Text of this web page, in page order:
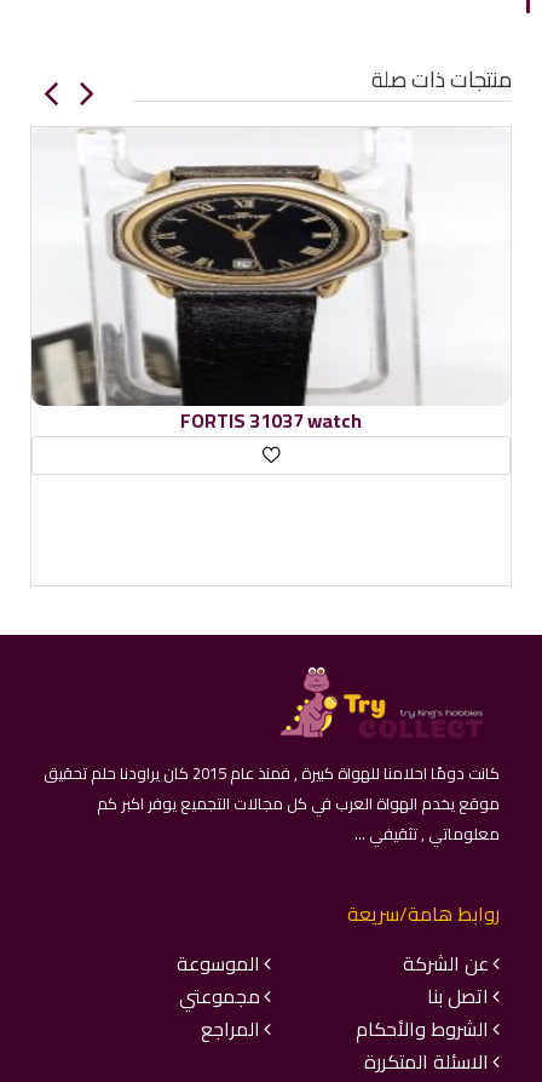
منتجات ذات صلة
FORTIS 31037 watch
كانت دومًا احلامنا للهواة كبيرة , فمنذ عام 2015 كان يراودنا حلم تحقيق
موقع يخدم الهواة العرب في كل مجالات التجميع يوفر اكبر كم
معلوماتي , تثقيفي ...
روابط هامة/سريعة
عن الشركة
الموسوعة
اتصل بنا
مجموعتي
الشروط والأحكام
المراجع
الاسئلة المتكررة